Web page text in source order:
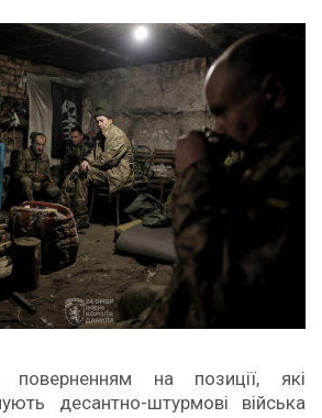
на позиції, які
десантно-штурмові війська